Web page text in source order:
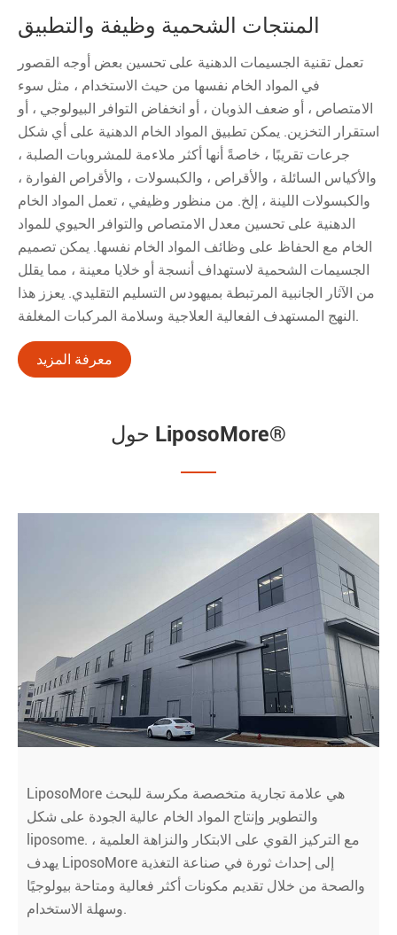
المنتجات الشحمية وظيفة والتطبيق
تعمل تقنية الجسيمات الدهنية على تحسين بعض أوجه القصور
في المواد الخام نفسها من حيث الاستخدام ، مثل سوء
الامتصاص ، أو ضعف الذوبان ، أو انخفاض التوافر البيولوجي ، أو
استقرار التخزين. يمكن تطبيق المواد الخام الدهنية على أي شكل
جرعات تقريبًا ، خاصةً أنها أكثر ملاءمة للمشروبات الصلبة ،
والأكياس السائلة ، والأقراص ، والكبسولات ، والأقراص الفوارة ،
والكبسولات اللينة ، إلخ. من منظور وظيفي ، تعمل المواد الخام
الدهنية على تحسين معدل الامتصاص والتوافر الحيوي للمواد
الخام مع الحفاظ على وظائف المواد الخام نفسها. يمكن تصميم
الجسيمات الشحمية لاستهداف أنسجة أو خلايا معينة ، مما يقلل
من الآثار الجانبية المرتبطة بميهودس التسليم التقليدي. يعزز هذا
النهج المستهدف الفعالية العلاجية وسلامة المركبات المغلفة.
معرفة المزيد
حول LiposoMore®
LiposoMore هي علامة تجارية متخصصة مكرسة للبحث
والتطوير وإنتاج المواد الخام عالية الجودة على شكل
liposome. مع التركيز القوي على الابتكار والنزاهة العلمية ،
يهدف LiposoMore إلى إحداث ثورة في صناعة التغذية
والصحة من خلال تقديم مكونات أكثر فعالية ومتاحة بيولوجيًا
وسهلة الاستخدام.